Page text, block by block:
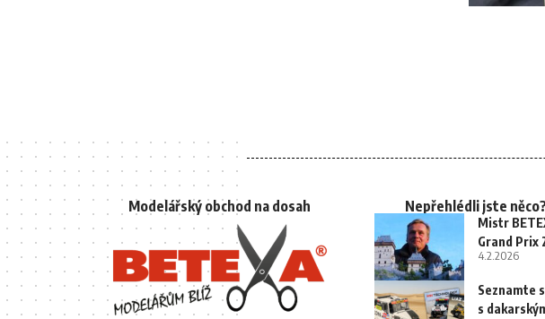
Modelářský obchod na dosah Nepřehlédli jste
Mistr
Grand Prix
4.2.2026
Seznamte
s